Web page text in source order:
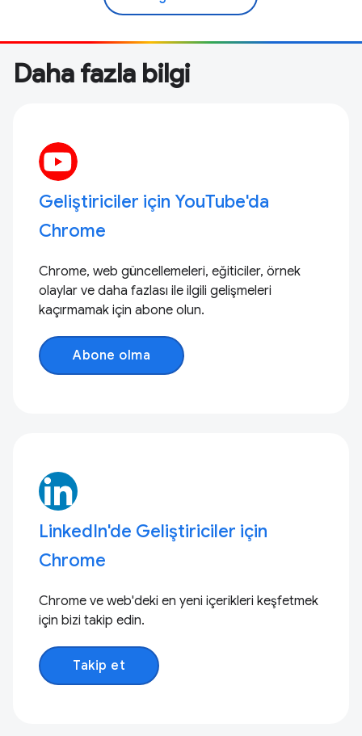
Daha fazla bilgi
Geliştiriciler için YouTube'da
Chrome
Chrome, web güncellemeleri, eğiticiler, örnek
olaylar ve daha fazlası ile ilgili gelişmeleri
kaçırmamak için abone olun.
Abone olma
LinkedIn'de Geliştiriciler için
Chrome
Chrome ve web'deki en yeni içerikleri keşfetmek
için bizi takip edin.
Takip et